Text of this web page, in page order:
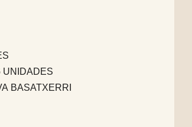
UNIDADES
BASATXERRI